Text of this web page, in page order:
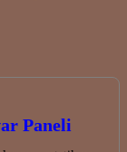
Paneli